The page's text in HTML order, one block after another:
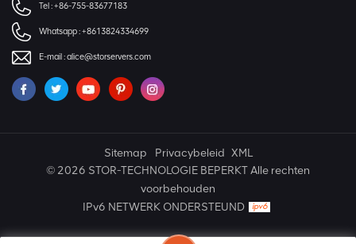
Tel :+86-755-83677183
Whatsapp :+8613824334699
E-mail :alice@storservers.com
Sitemap Privacybeleid XML
© 2026 STOR-TECHNOLOGIE BEPERKT Alle rechten
voorbehouden
IPv6 NETWERK ONDERSTEUND